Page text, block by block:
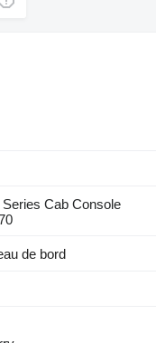
Cab Console
de bord